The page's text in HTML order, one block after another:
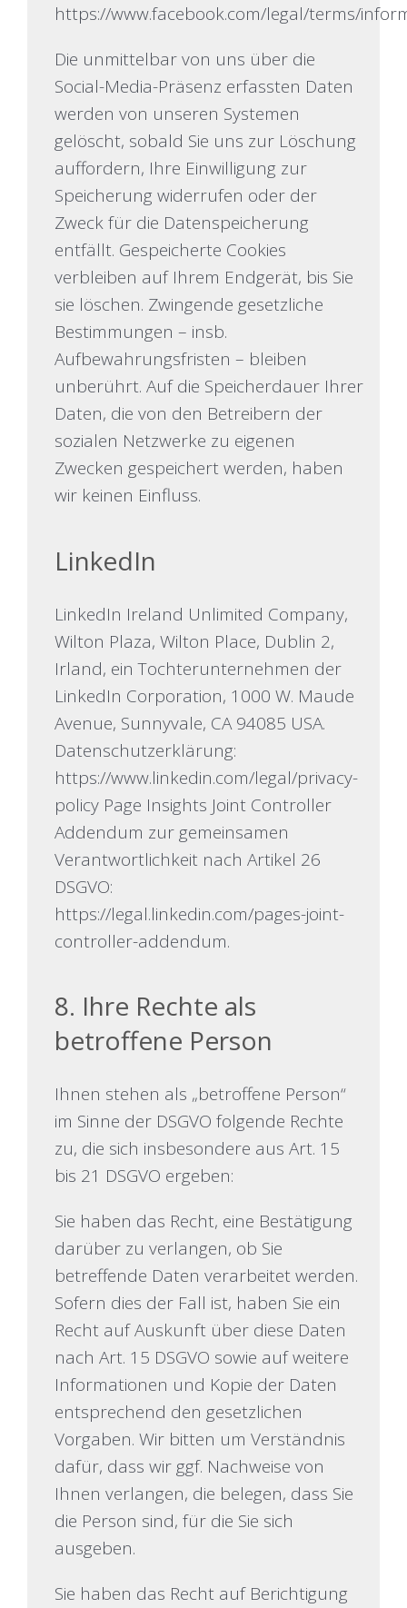
https://www.facebook.com/legal/terms/
Die unmittelbar von uns über die
Social-Media-Präsenz erfassten Daten
werden von unseren Systemen
gelöscht, sobald Sie uns zur Löschung
auffordern, Ihre Einwilligung zur
Speicherung widerrufen oder der
Zweck für die Datenspeicherung
entfällt. Gespeicherte Cookies
verbleiben auf Ihrem Endgerät, bis Sie
sie löschen. Zwingende gesetzliche
Bestimmungen – insb.
Aufbewahrungsfristen – bleiben
unberührt. Auf die Speicherdauer Ihrer
Daten, die von den Betreibern der
sozialen Netzwerke zu eigenen
Zwecken gespeichert werden, haben
wir keinen Einfluss.
LinkedIn
LinkedIn Ireland Unlimited Company,
Wilton Plaza, Wilton Place, Dublin 2,
Irland, ein Tochterunternehmen der
LinkedIn Corporation, 1000 W. Maude
Avenue, Sunnyvale, CA 94085 USA.
Datenschutzerklärung:
https://www.linkedin.com/legal/privacy-
policy Page Insights Joint Controller
Addendum zur gemeinsamen
Verantwortlichkeit nach Artikel 26
DSGVO:
https://legal.linkedin.com/pages-joint-
controller-addendum.
8. Ihre Rechte als
betroffene Person
Ihnen stehen als „betroffene Person“
im Sinne der DSGVO folgende Rechte
zu, die sich insbesondere aus Art. 15
bis 21 DSGVO ergeben:
Sie haben das Recht, eine Bestätigung
darüber zu verlangen, ob Sie
betreffende Daten verarbeitet werden.
Sofern dies der Fall ist, haben Sie ein
Recht auf Auskunft über diese Daten
nach Art. 15 DSGVO sowie auf weitere
Informationen und Kopie der Daten
entsprechend den gesetzlichen
Vorgaben. Wir bitten um Verständnis
dafür, dass wir ggf. Nachweise von
Ihnen verlangen, die belegen, dass Sie
die Person sind, für die Sie sich
ausgeben.
Sie haben das Recht auf Berichtigung